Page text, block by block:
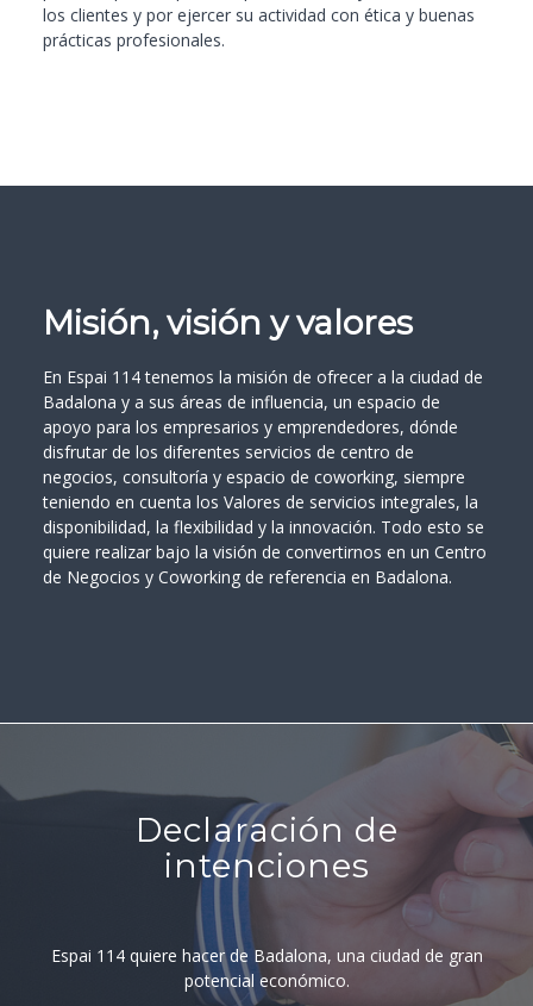
los clientes y por ejercer su actividad con ética y buenas
prácticas profesionales.
Misión, visión y valores
En Espai 114 tenemos la misión de ofrecer a la ciudad de
Badalona y a sus áreas de influencia, un espacio de
apoyo para los empresarios y emprendedores, dónde
disfrutar de los diferentes servicios de centro de
negocios, consultoría y espacio de coworking, siempre
teniendo en cuenta los Valores de servicios integrales, la
disponibilidad, la flexibilidad y la innovación. Todo esto se
quiere realizar bajo la visión de convertirnos en un Centro
de Negocios y Coworking de referencia en Badalona.
Declaración de
intenciones
Espai 114 quiere hacer de Badalona, una ciudad de gran
potencial económico.